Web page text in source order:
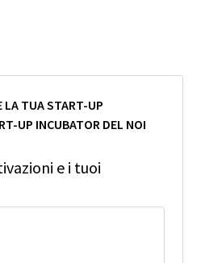
LA TUA START-UP
UP INCUBATOR DEL NOI
e i tuoi